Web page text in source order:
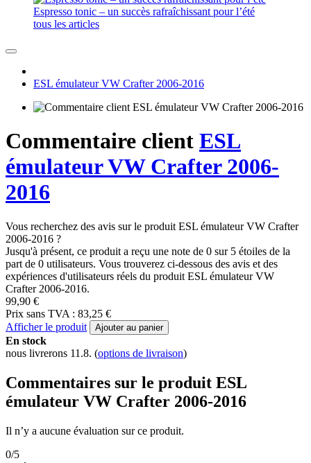
Espresso tonic – un succès rafraîchissant pour l’été
tous les articles
ESL émulateur VW Crafter 2006-2016
Commentaire client ESL
émulateur VW Crafter 2006-
2016
Vous recherchez des avis sur le produit ESL émulateur VW Crafter
2006-2016 ?
Jusqu'à présent, ce produit a reçu une note de 0 sur 5 étoiles de la
part de 0 utilisateurs. Vous trouverez ci-dessous des avis et des
expériences d'utilisateurs réels du produit ESL émulateur VW
Crafter 2006-2016.
99,90 €
Prix sans TVA : 83,25 €
Afficher le produit
Ajouter au panier
En stock
nous livrerons 11.8. (options de livraison)
Commentaires sur le produit ESL
émulateur VW Crafter 2006-2016
Il n’y a aucune évaluation sur ce produit.
0/5